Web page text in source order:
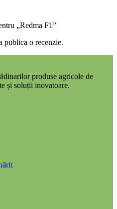
„Redma F1”
publica o recenzie.
produse agricole de
și soluții inovatoare.